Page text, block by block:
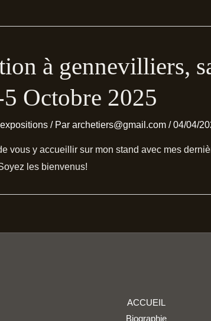
à gennevilliers,
Octobre 2025
/ Par archetiers@gmail.com /04/04/
vous y accueillir sur mon stand avec mes
les bienvenus!
ACCUEIL
Biographie